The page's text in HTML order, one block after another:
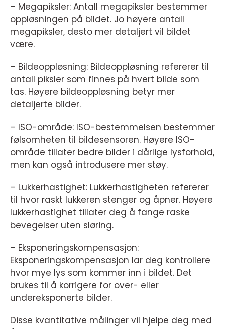
– Megapiksler: Antall megapiksler bestemmer
oppløsningen på bildet. Jo høyere antall
megapiksler, desto mer detaljert vil bildet
være.
– Bildeoppløsning: Bildeoppløsning refererer til
antall piksler som finnes på hvert bilde som
tas. Høyere bildeoppløsning betyr mer
detaljerte bilder.
– ISO-område: ISO-bestemmelsen bestemmer
følsomheten til bildesensoren. Høyere ISO-
område tillater bedre bilder i dårlige lysforhold,
men kan også introdusere mer støy.
– Lukkerhastighet: Lukkerhastigheten refererer
til hvor raskt lukkeren stenger og åpner. Høyere
lukkerhastighet tillater deg å fange raske
bevegelser uten sløring.
– Eksponeringskompensasjon:
Eksponeringskompensasjon lar deg kontrollere
hvor mye lys som kommer inn i bildet. Det
brukes til å korrigere for over- eller
undereksponerte bilder.
Disse kvantitative målinger vil hjelpe deg med